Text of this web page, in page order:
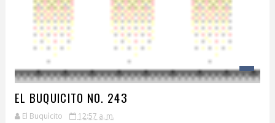
EL BUQUICITO NO. 243
El Buquìcito 12:57 a. m.